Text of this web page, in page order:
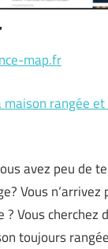
map.fr
rangée
avez peu de
Vous n‘arrivez
Vous cherchez
toujours